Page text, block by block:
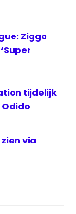
Ziggo
tijdelijk
via